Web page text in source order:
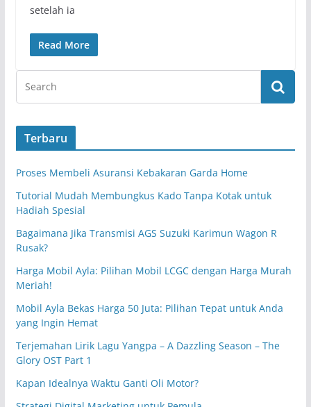
setelah ia
Read More
Terbaru
Proses Membeli Asuransi Kebakaran Garda Home
Tutorial Mudah Membungkus Kado Tanpa Kotak untuk
Hadiah Spesial
Bagaimana Jika Transmisi AGS Suzuki Karimun Wagon R
Rusak?
Harga Mobil Ayla: Pilihan Mobil LCGC dengan Harga Murah
Meriah!
Mobil Ayla Bekas Harga 50 Juta: Pilihan Tepat untuk Anda
yang Ingin Hemat
Terjemahan Lirik Lagu Yangpa – A Dazzling Season – The
Glory OST Part 1
Kapan Idealnya Waktu Ganti Oli Motor?